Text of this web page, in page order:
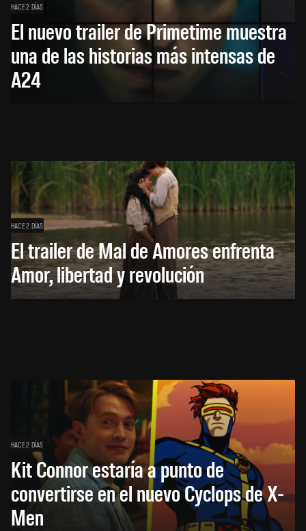
HACE 2 DÍAS
El nuevo trailer de Primetime muestra
una de las historias más intensas de
A24
HACE 2 DÍAS
El trailer de Mal de Amores enfrenta
Amor, libertad y revolución
HACE 2 DÍAS
Kit Connor estaría a punto de
convertirse en el nuevo Cyclops de X-
Men